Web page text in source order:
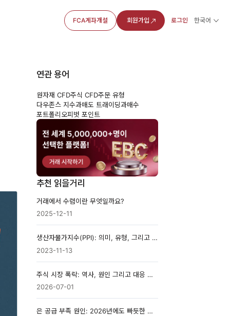
FCA계좌개설 회원가입 로그인 한국어
연관 용어
원자재 CFD주식 CFD주문 유형
다우존스 지수과매도 트래이딩과매수
포트폴리오피벗 포인트
추천 읽을거리
거래에서 수렴이란 무엇일까요?
2025-12-11
생산자물가지수(PPI): 의미, 유형, 그리고 시장 영향
2023-11-13
주식 시장 폭락: 역사, 원인 그리고 대응 전략
2026-07-01
은 공급 부족 원인: 2026년에도 빠듯한 재고가 가격을 다시 밀어올릴 수 있는 이유